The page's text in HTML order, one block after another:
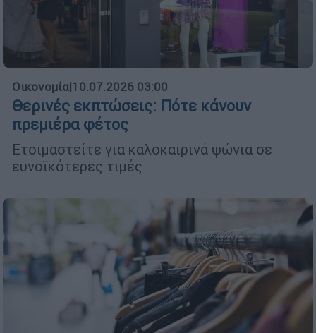
Οικονομία|10.07.2026 03:00
Θερινές εκπτώσεις: Πότε κάνουν
πρεμιέρα φέτος
Ετοιμαστείτε για καλοκαιρινά ψώνια σε
ευνοϊκότερες τιμές